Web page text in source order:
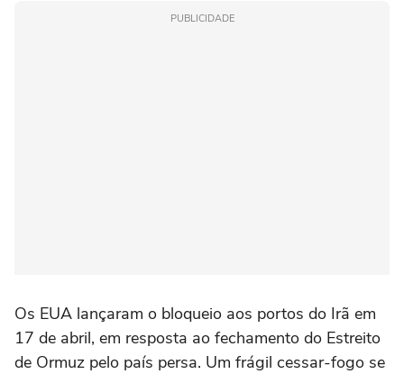
PUBLICIDADE
Os EUA lançaram o bloqueio aos portos do Irã em
17 de abril, em resposta ao fechamento do Estreito
de Ormuz pelo país persa. Um frágil cessar-fogo se